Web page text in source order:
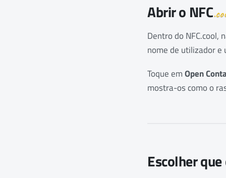
Abrir o NFC
Dentro do NFC.cool,
nome de utilizador e
Toque emOpen
mostra-os como o
Escolher